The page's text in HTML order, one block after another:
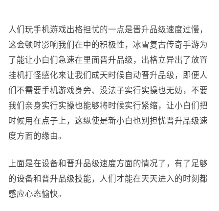
人们玩手机游戏出格担忧的一点是晋升品级速度过慢，
这会顿时影响我们在中的积极性，冰雪复古传奇手游为
了能让小白们急速在里面晋升品级，出格立异出了放置
挂机打怪感化来让我们成天时候自动晋升品级，即便人
们不需要手机游戏身旁、没法子实行实操也无妨，不要
我们亲身实行实操也能够将时候实行紧缩，让小白们把
时候用在点子上，这纵使是新小白也别担忧晋升品级速
度方面的缘由。
上面是在设备和晋升品级速度方面的情况了，有了足够
的设备和晋升品级技能，人们才能在天天进入的时刻都
感应心态愉快。